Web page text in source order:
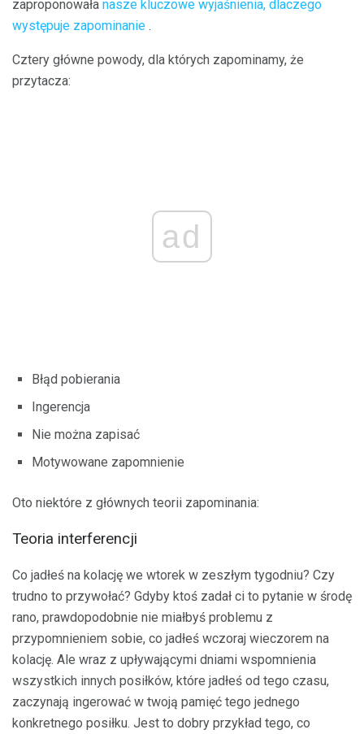
zaproponowała nasze kluczowe wyjaśnienia, dlaczego
występuje zapominanie .
Cztery główne powody, dla których zapominamy, że
przytacza:
ad
Błąd pobierania
Ingerencja
Nie można zapisać
Motywowane zapomnienie
Oto niektóre z głównych teorii zapominania:
Teoria interferencji
Co jadłeś na kolację we wtorek w zeszłym tygodniu? Czy
trudno to przywołać? Gdyby ktoś zadał ci to pytanie w środę
rano, prawdopodobnie nie miałbyś problemu z
przypomnieniem sobie, co jadłeś wczoraj wieczorem na
kolację. Ale wraz z upływającymi dniami wspomnienia
wszystkich innych posiłków, które jadłeś od tego czasu,
zaczynają ingerować w twoją pamięć tego jednego
konkretnego posiłku. Jest to dobry przykład tego, co